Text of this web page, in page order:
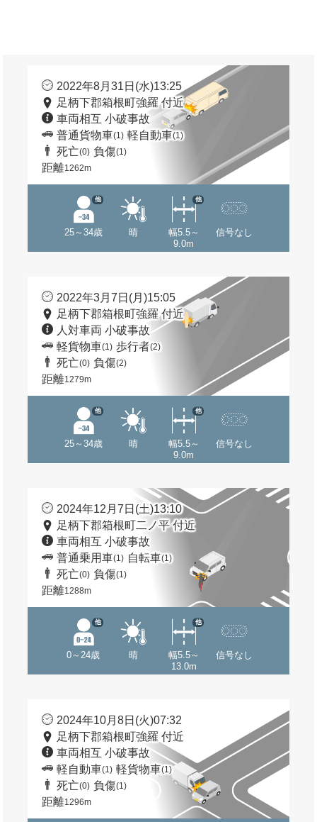
2022年8月31日(水)13:25
足柄下郡箱根町強羅 付近
車両相互 小破事故
普通貨物車(1) 軽自動車(1)
死亡(0) 負傷(1)
距離1262m
25～34歳
他
晴
幅5.5～
9.0m
他
信号なし
2022年3月7日(月)15:05
足柄下郡箱根町強羅 付近
人対車両 小破事故
軽貨物車(1) 歩行者(2)
死亡(0) 負傷(2)
距離1279m
25～34歳
他
晴
幅5.5～
9.0m
他
信号なし
2024年12月7日(土)13:10
足柄下郡箱根町二ノ平 付近
車両相互 小破事故
普通乗用車(1) 自転車(1)
死亡(0) 負傷(1)
距離1288m
0～24歳
他
晴
幅5.5～
13.0m
他
信号なし
2024年10月8日(火)07:32
足柄下郡箱根町強羅 付近
車両相互 小破事故
軽自動車(1) 軽貨物車(1)
死亡(0) 負傷(1)
距離1296m